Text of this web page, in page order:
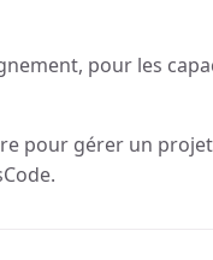
pour les
pour gérer un